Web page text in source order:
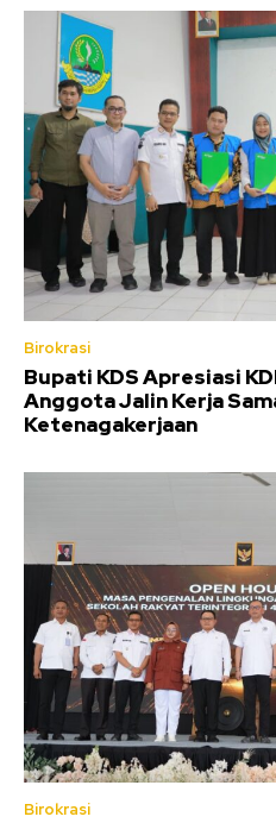
Birokrasi
Bupati KDS Apresiasi
Anggota Jalin Kerja
Ketenagakerjaan
Birokrasi